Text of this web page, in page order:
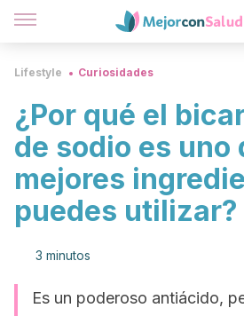
Lifestyle Curiosidades
¿Por qué el
de sodio es uno
mejores
puedes utilizar?
3 minutos
Es un poderoso antiácido,